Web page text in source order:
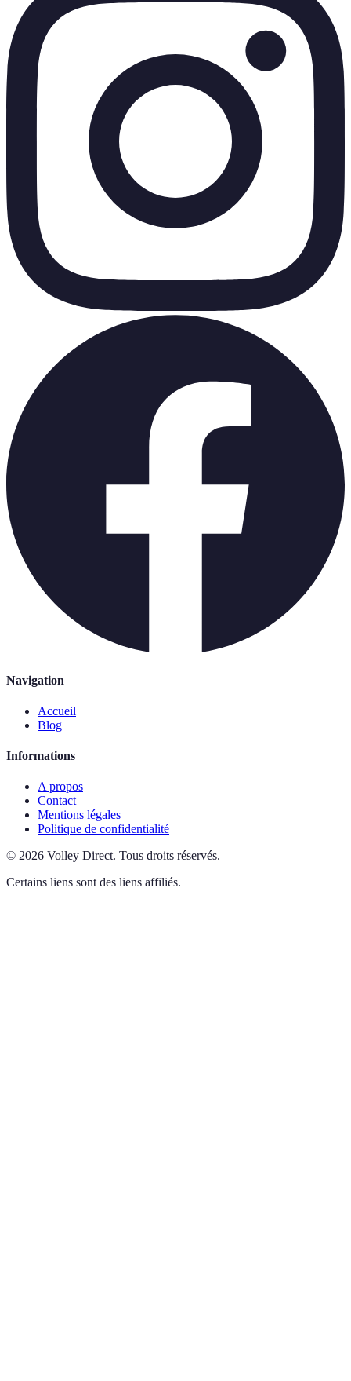
Navigation
Accueil
Blog
Informations
A propos
Contact
Mentions légales
Politique de confidentialité
© 2026 Volley Direct. Tous droits réservés.
Certains liens sont des liens affiliés.